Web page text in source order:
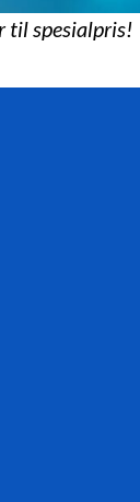
til spesialpris!